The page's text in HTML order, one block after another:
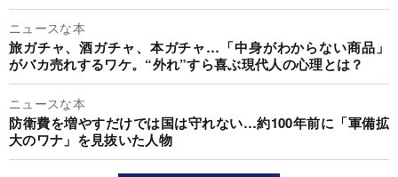
ニュースな本
旅ガチャ、酒ガチャ、本ガチャ…「中身がわからない商品」
がバカ売れするワケ。“外れ”すら喜ぶ現代人の心理とは？
ニュースな本
防衛費を増やすだけでは国は守れない…約100年前に「軍備拡
大のワナ」を見抜いた人物